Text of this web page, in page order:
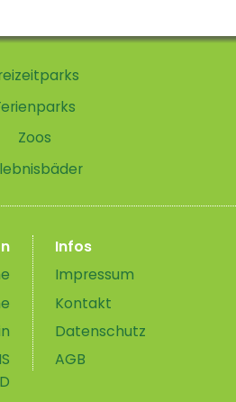
Zoos
Infos
Impressum
Kontakt
Datenschutz
AGB